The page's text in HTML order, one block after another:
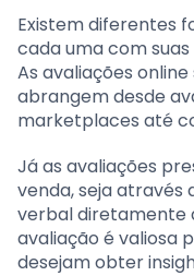
Existem diferentes
cada uma com
As avaliações
abrangem desde
marketplaces até
Já as avaliações
venda, seja através
verbal diretamente
avaliação é valiosa
desejam obter